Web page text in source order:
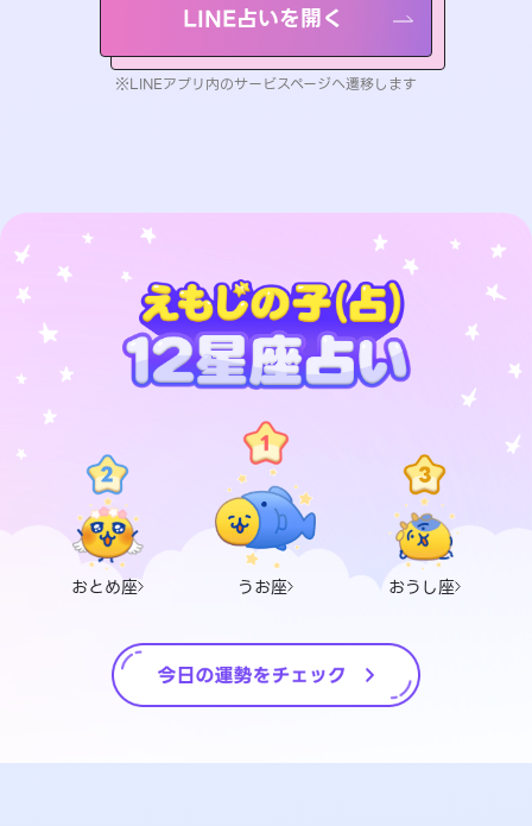
LINE占いを開く
※LINEアプリ内のサービスページへ遷移します
おとめ座 うお座 おうし座